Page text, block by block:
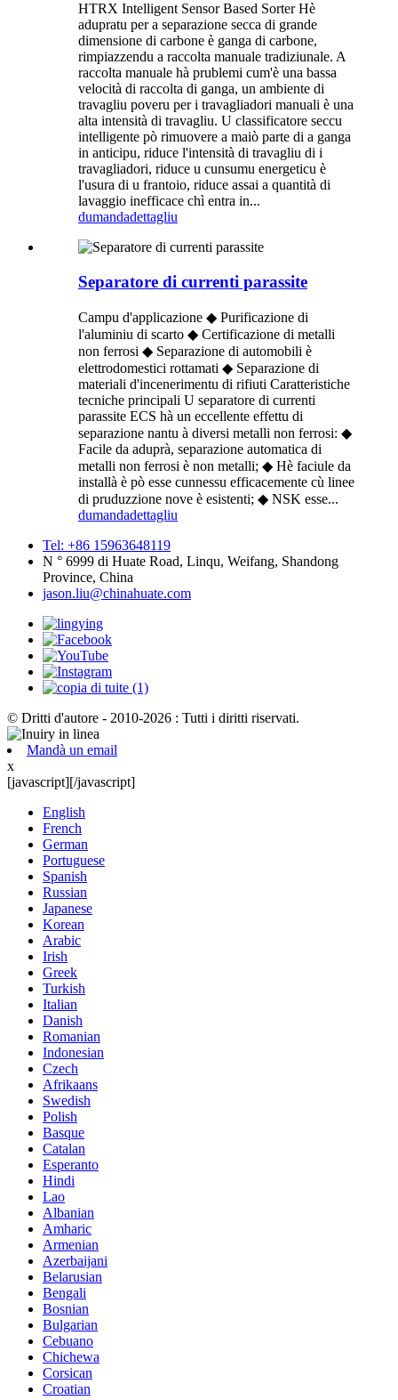
HTRX Intelligent Sensor Based Sorter Hè
adupratu per a separazione secca di grande
dimensione di carbone è ganga di carbone,
rimpiazzendu a raccolta manuale tradiziunale. A
raccolta manuale hà prublemi cum'è una bassa
velocità di raccolta di ganga, un ambiente di
travagliu poveru per i travagliadori manuali è una
alta intensità di travagliu. U classificatore seccu
intelligente pò rimuovere a maiò parte di a ganga
in anticipu, riduce l'intensità di travagliu di i
travagliadori, riduce u cunsumu energeticu è
l'usura di u frantoio, riduce assai a quantità di
lavaggio inefficace chì entra in...
dumandadettagliu
Separatore di currenti parassite
Campu d'applicazione ◆ Purificazione di
l'aluminiu di scarto ◆ Certificazione di metalli
non ferrosi ◆ Separazione di automobili è
elettrodomestici rottamati ◆ Separazione di
materiali d'incenerimentu di rifiuti Caratteristiche
tecniche principali U separatore di currenti
parassite ECS hà un eccellente effettu di
separazione nantu à diversi metalli non ferrosi: ◆
Facile da aduprà, separazione automatica di
metalli non ferrosi è non metalli; ◆ Hè faciule da
installà è pò esse cunnessu efficacemente cù linee
di pruduzzione nove è esistenti; ◆ NSK esse...
dumandadettagliu
Tel: +86 15963648119
N ° 6999 di Huate Road, Linqu, Weifang, Shandong
Province, China
jason.liu@chinahuate.com
© Dritti d'autore - 2010-2026 : Tutti i diritti riservati.
Mandà un email
x
[javascript][/javascript]
English
French
German
Portuguese
Spanish
Russian
Japanese
Korean
Arabic
Irish
Greek
Turkish
Italian
Danish
Romanian
Indonesian
Czech
Afrikaans
Swedish
Polish
Basque
Catalan
Esperanto
Hindi
Lao
Albanian
Amharic
Armenian
Azerbaijani
Belarusian
Bengali
Bosnian
Bulgarian
Cebuano
Chichewa
Corsican
Croatian